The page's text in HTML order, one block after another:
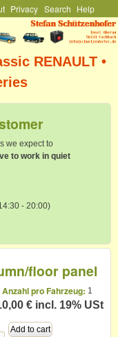
Privacy Search Help
RENAULT •
we expect to
to work in quiet
- 20:00)
floor panel
pro Fahrzeug: 1
€ incl. 19% USt